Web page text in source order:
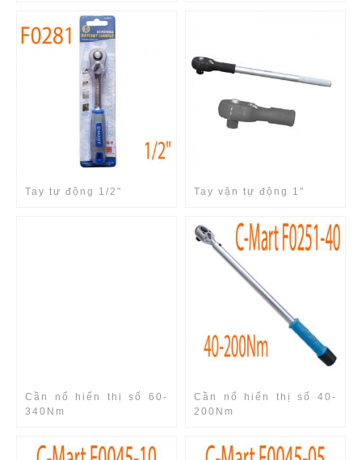
Tay tự động 1/2" Tay vặn tự động 1"
Cần nổ hiển thị số 60-
340Nm
Cần nổ hiển thị số 40-
200Nm